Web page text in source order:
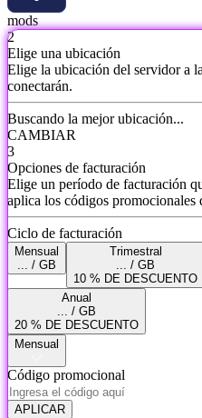
mods
2
Elige una ubicación
Elige la ubicación del servidor a
conectarán.
Buscando la mejor ubicación...
CAMBIAR
3
Opciones de facturación
Elige un período de facturación
aplica los códigos promocionales
Ciclo de facturación
Mensual
... / GB
Trimestral
... / GB
10 % DE DESCUENTO
Anual
... / GB
20 % DE DESCUENTO
Mensual
Código promocional
APLICAR